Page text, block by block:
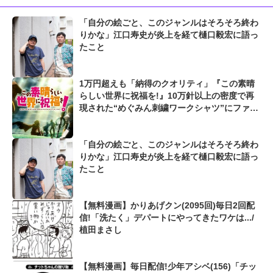
「自分の絵ごと、このジャンルはそろそろ終わ
りかな」江口寿史が炎上を経て樋口毅宏に語っ
たこと
1万円超えも「納得のクオリティ」『この素晴
らしい世界に祝福を!』10万針以上の密度で再
現された“めぐみん刺繍ワークシャツ”にファン
「自分の絵ごと、このジャンルはそろそろ終わ
りかな」江口寿史が炎上を経て樋口毅宏に語っ
たこと
【無料漫画】かりあげクン(2095回)毎日2回配
信!「洗たく」デパートにやってきたワケは.../
植田まさし
【無料漫画】毎日配信!少年アシベ(156)「チッ